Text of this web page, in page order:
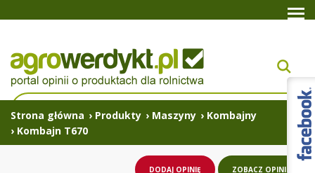
Strona główna › Produkty › Maszyny › Kombajny
› Kombajn T670
DODAJ OPINIĘ ZOBACZ OPINIE